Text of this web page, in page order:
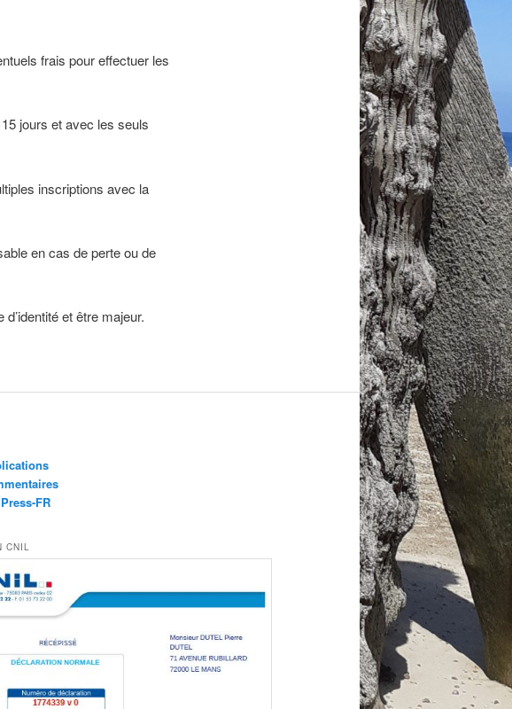
frais pour effectuer les
jours et avec les seuls
inscriptions avec la
en cas de perte ou de
et être majeur.
FR
CNIL